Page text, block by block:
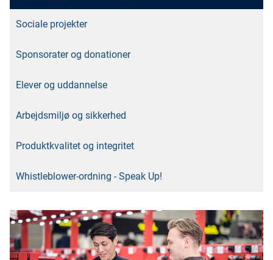
Sociale projekter
Sponsorater og donationer
Elever og uddannelse
Arbejdsmiljø og sikkerhed
Produktkvalitet og integritet
Whistleblower-ordning - Speak Up!